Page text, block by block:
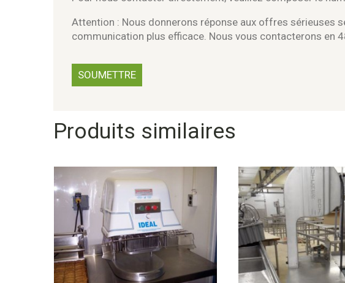
Attention : Nous donnerons réponse aux offres sérieuses
communication plus efficace. Nous vous contacterons en
Produits similaires